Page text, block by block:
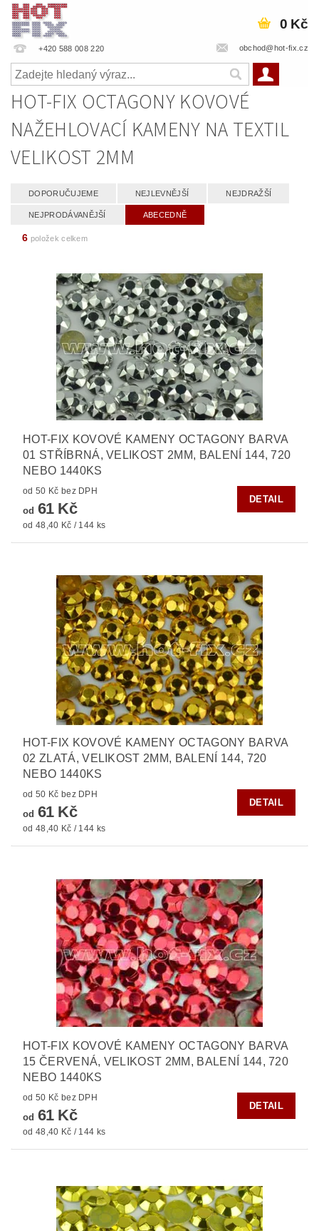
+420 588 008 220 obchod@hot-fix.cz
0 Kč
HOT-FIX OCTAGONY KOVOVÉ
NAŽEHLOVACÍ KAMENY NA TEXTIL
VELIKOST 2MM
DOPORUČUJEME NEJLEVNĚJŠÍ NEJDRAŽŠÍ
NEJPRODÁVANĚJŠÍ ABECEDNĚ
6 položek celkem
HOT-FIX KOVOVÉ KAMENY OCTAGONY BARVA
01 STŘÍBRNÁ, VELIKOST 2MM, BALENÍ 144, 720
NEBO 1440KS
od 50 Kč bez DPH
od 61 Kč
od 48,40 Kč / 144 ks
DETAIL
HOT-FIX KOVOVÉ KAMENY OCTAGONY BARVA
02 ZLATÁ, VELIKOST 2MM, BALENÍ 144, 720
NEBO 1440KS
od 50 Kč bez DPH
od 61 Kč
od 48,40 Kč / 144 ks
DETAIL
HOT-FIX KOVOVÉ KAMENY OCTAGONY BARVA
15 ČERVENÁ, VELIKOST 2MM, BALENÍ 144, 720
NEBO 1440KS
od 50 Kč bez DPH
od 61 Kč
od 48,40 Kč / 144 ks
DETAIL